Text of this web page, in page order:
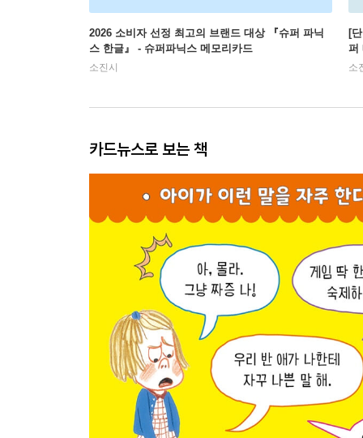
2026 소비자 선정 최고의 브랜드 대상 『슈퍼 파닉
스 한글』 - 슈퍼파닉스 메모리카드
소진시
[
퍼
소
카드뉴스로 보는 책